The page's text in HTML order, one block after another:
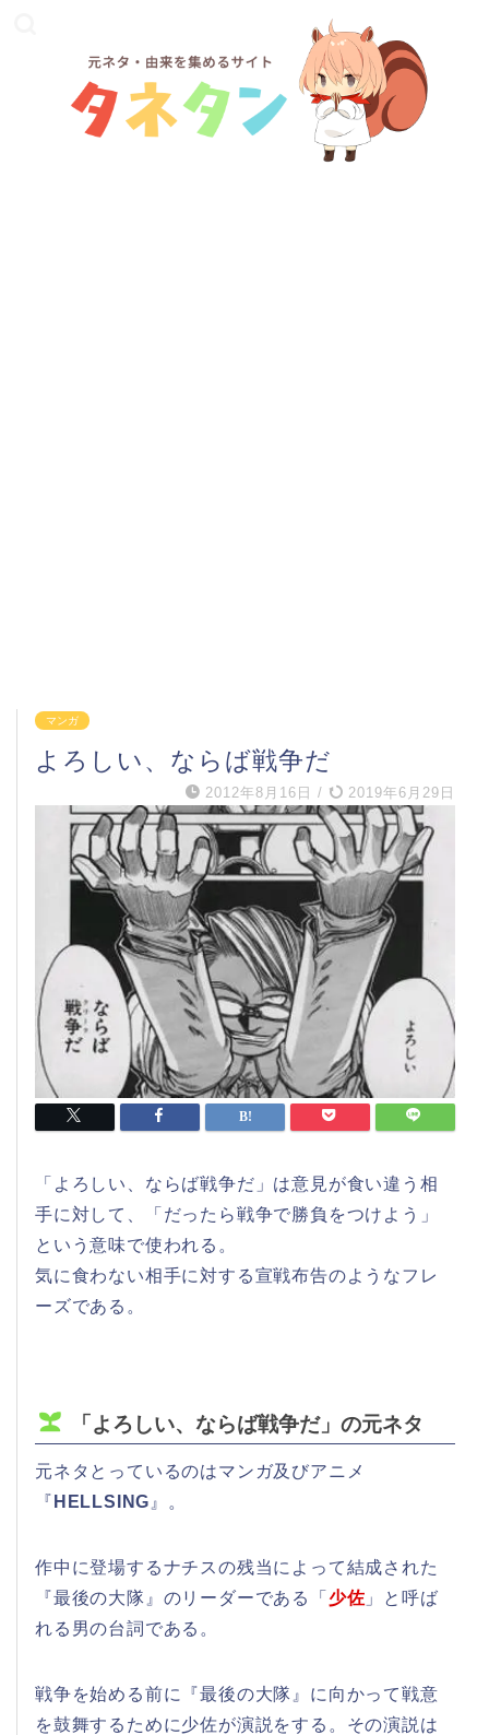
マンガ
よろしい、ならば戦争だ
2012年8月16日 / 2019年6月29日
「よろしい、ならば戦争だ」は意見が食い違う相
手に対して、「だったら戦争で勝負をつけよう」
という意味で使われる。
気に食わない相手に対する宣戦布告のようなフレ
ーズである。
「よろしい、ならば戦争だ」の元ネタ
元ネタとっているのはマンガ及びアニメ
『 HELLSING 』。
作中に登場するナチスの残当によって結成された
『最後の大隊』のリーダーである「 少佐 」と呼ば
れる男の台詞である。
戦争を始める前に『最後の大隊』に向かって戦意
を鼓舞するために少佐が演説をする。その演説は